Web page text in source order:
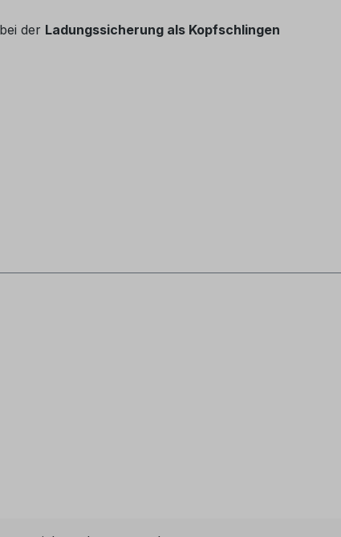
der Ladungssicherung als Kopfschlingen